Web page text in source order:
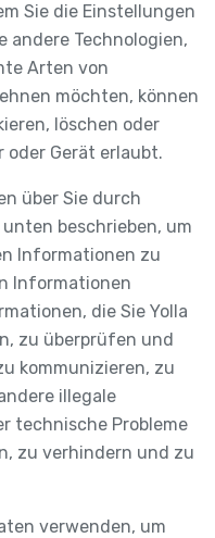
Sie die Einstellungen
andere Technologien,
Arten von
möchten, können
löschen oder
oder Gerät erlaubt.
über Sie durch
beschrieben, um
Informationen zu
Informationen
die Sie Yolla
zu überprüfen und
kommunizieren, zu
illegale
technische Probleme
zu verhindern und zu
verwenden, um